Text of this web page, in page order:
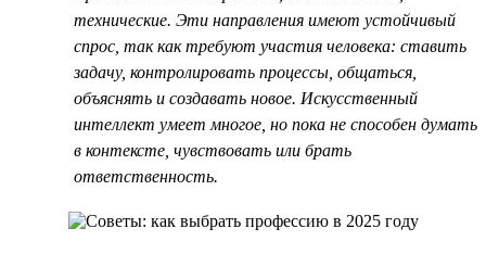
технические. Эти направления имеют устойчивый
спрос, так как требуют участия человека: ставить
задачу, контролировать процессы, общаться,
объяснять и создавать новое. Искусственный
интеллект умеет многое, но пока не способен думать
в контексте, чувствовать или брать
ответственность.